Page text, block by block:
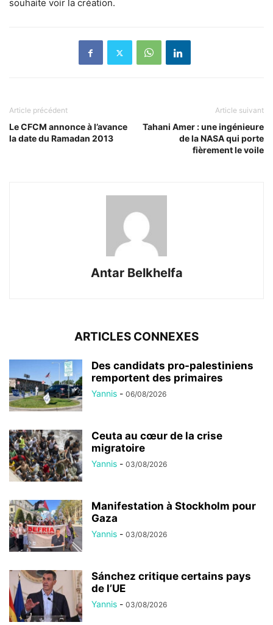
souhaite voir la création.
Article précédent
Le CFCM annonce à l’avance
la date du Ramadan 2013
Article suivant
Tahani Amer : une ingénieure
de la NASA qui porte
fièrement le voile
Antar Belkhelfa
ARTICLES CONNEXES
Des candidats pro-palestiniens
remportent des primaires
Yannis - 06/08/2026
Ceuta au cœur de la crise
migratoire
Yannis - 03/08/2026
Manifestation à Stockholm pour
Gaza
Yannis - 03/08/2026
Sánchez critique certains pays
de l’UE
Yannis - 03/08/2026